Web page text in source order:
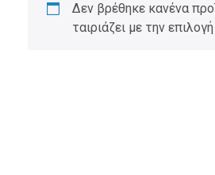
Δεν βρέθηκε κανένα
ταιριάζει με την